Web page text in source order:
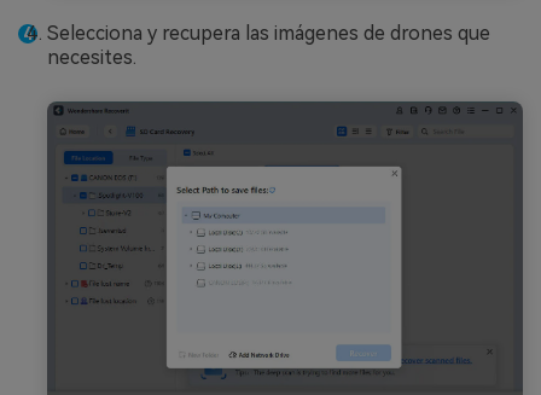
Selecciona y recupera las imágenes de drones que
necesites.